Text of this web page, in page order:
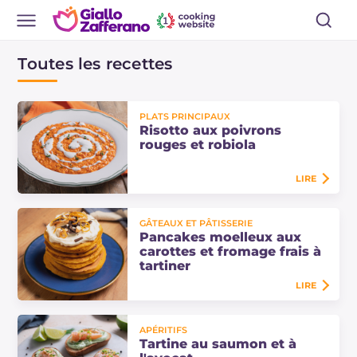
Toutes les recettes
PLATS PRINCIPAUX
Risotto aux poivrons
rouges et robiola
avec la douceur des poivrons
rouges mixés et la fraîcheur de la
robiola, rehaussé d'une note
parfumée de thym…
LIRE
GÂTEAUX ET PÂTISSERIE
Pancakes moelleux aux
carottes et fromage frais à
tartiner
avec une crème au fromage à
tartiner, garnis d'amandes et de
LIRE
APÉRITIFS
Tartine au saumon et à